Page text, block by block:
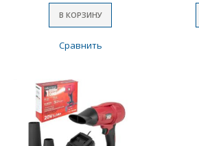
В КОРЗИНУ
Сравнить